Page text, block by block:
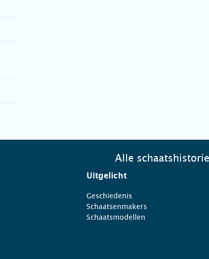
Alle
Uitgelicht
Geschiedenis
Schaatsenmakers
Schaatsmodellen